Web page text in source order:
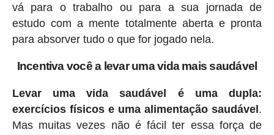
vá para o trabalho ou para a sua jornada de
estudo com a mente totalmente aberta e pronta
para absorver tudo o que for jogado nela.
Incentiva você a levar uma vida mais saudável
Levar uma vida saudável é uma dupla:
exercícios físicos e uma alimentação saudável.
Mas muitas vezes não é fácil ter essa força de